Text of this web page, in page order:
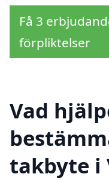
Få 3
förpliktelser
Vad
takbyte i